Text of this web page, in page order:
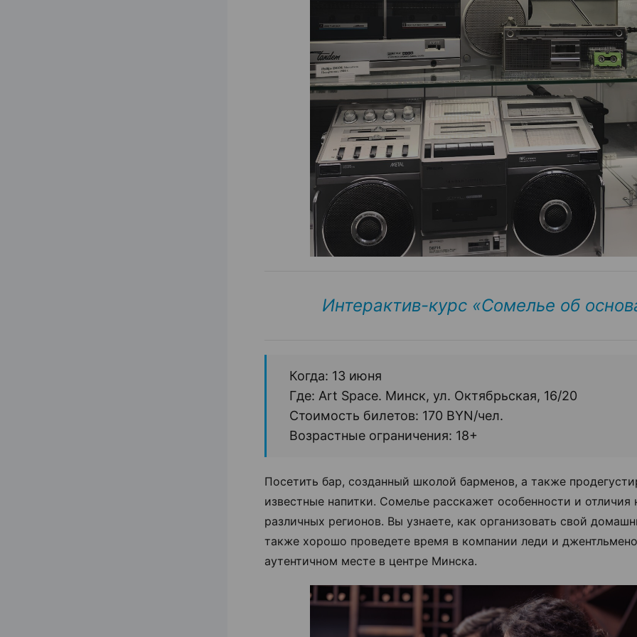
Интерактив-курс «Сомелье об
Когда: 13 июня
Где: Art Space. Минск, ул. Октябрьская, 16/20
Стоимость билетов: 170 BYN/чел.
Возрастные ограничения: 18+
Посетить бар, созданный школой барменов, а также
известные напитки. Сомелье расскажет особенности и отличия
различных регионов. Вы узнаете, как организовать свой
также хорошо проведете время в компании леди и
аутентичном месте в центре Минска.